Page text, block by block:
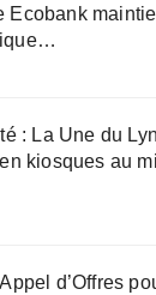
Ecobank
: La Une du
kiosques au
d’Offres